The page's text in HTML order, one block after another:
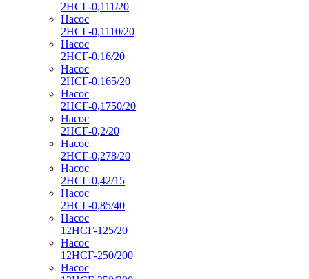
2НСГ-0,111/20
Насос
2НСГ-0,1110/20
Насос
2НСГ-0,16/20
Насос
2НСГ-0,165/20
Насос
2НСГ-0,1750/20
Насос
2НСГ-0,2/20
Насос
2НСГ-0,278/20
Насос
2НСГ-0,42/15
Насос
2НСГ-0,85/40
Насос
12НСГ-125/20
Насос
12НСГ-250/200
Насос